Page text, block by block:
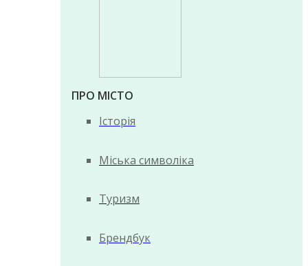
ПРО МІСТО
Історія
Міська символіка
Туризм
Брендбук